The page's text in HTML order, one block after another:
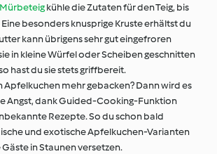
Mürbeteigkühle die Zutaten für den Teig, bis
besonders knusprige Kruste erhältst du
kann übrigens sehr gut eingefroren
in kleine Würfel oder Scheiben geschnitten
hast du sie stets griffbereit.
Apfelkuchen mehr gebacken? Dann wird es
Angst, dank Guided-Cooking-Funktion
Rezepte. So du schon bald
und exotische Apfelkuchen-Varianten
in Staunen versetzen.